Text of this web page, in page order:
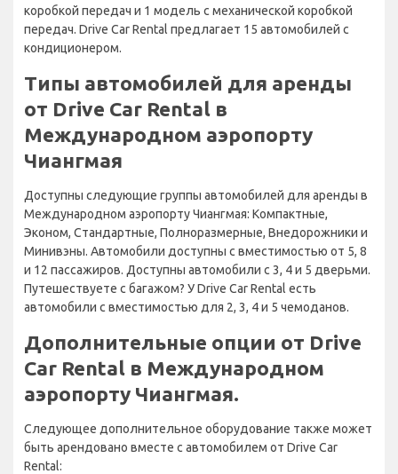
коробкой передач и 1 модель с механической коробкой
передач. Drive Car Rental предлагает 15 автомобилей с
кондиционером.
Типы автомобилей для аренды
от Drive Car Rental в
Международном аэропорту
Чиангмая
Доступны следующие группы автомобилей для аренды в
Международном аэропорту Чиангмая: Компактные,
Эконом, Стандартные, Полноразмерные, Внедорожники и
Минивэны. Автомобили доступны с вместимостью от 5, 8
и 12 пассажиров. Доступны автомобили с 3, 4 и 5 дверьми.
Путешествуете с багажом? У Drive Car Rental есть
автомобили с вместимостью для 2, 3, 4 и 5 чемоданов.
Дополнительные опции от Drive
Car Rental в Международном
аэропорту Чиангмая.
Следующее дополнительное оборудование также может
быть арендовано вместе с автомобилем от Drive Car
Rental: